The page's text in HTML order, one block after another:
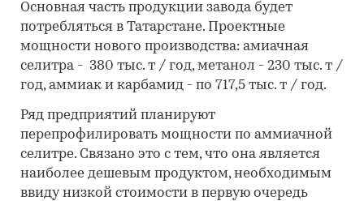
Основная часть продукции завода будет
потребляться в Татарстане. Проектные
мощности нового производства: амиачная
селитра - 380 тыс. т / год, метанол - 230 тыс. т /
год, аммиак и карбамид - по 717,5 тыс. т / год.
Ряд предприятий планируют
перепрофилировать мощности по аммиачной
селитре. Связано это с тем, что она является
наиболее дешевым продуктом, необходимым
ввиду низкой стоимости в первую очередь